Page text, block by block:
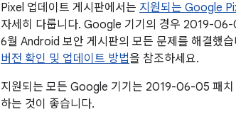
Pixel 업데이트 게시판에서는 지원되는 Google
자세히 다룹니다. Google 기기의 경우 2019-
6월 Android 보안 게시판의 모든 문제를 해결했
버전 확인 및 업데이트 방법을 참조하세요.
지원되는 모든 Google 기기는 2019-06-05 패치
하는 것이 좋습니다.